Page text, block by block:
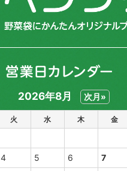
2026年8月 次月»
火 水 木 金
4 5 6 7